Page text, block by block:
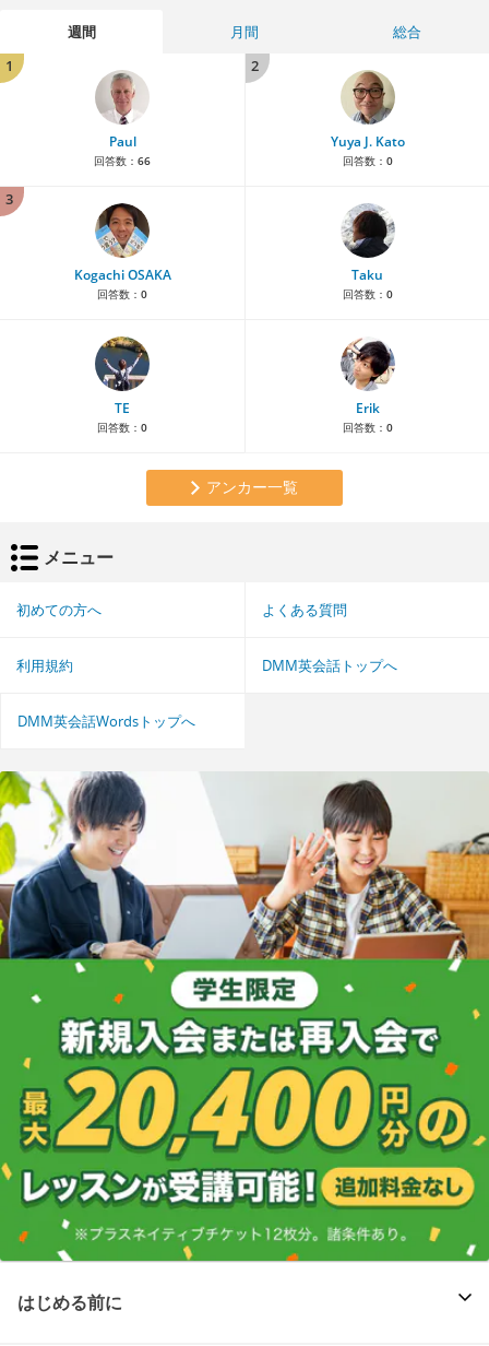
週間 月間
総合
1
Paul
回答数： 66
2
Yuya J. Kato
回答数： 0
3
Kogachi OSAKA
回答数： 0
Taku
回答数： 0
TE
回答数： 0
Erik
回答数： 0
アンカー一覧
メニュー
初めての方へ よくある質問
利用規約 DMM英会話トップへ
DMM英会話Wordsトップへ
はじめる前に